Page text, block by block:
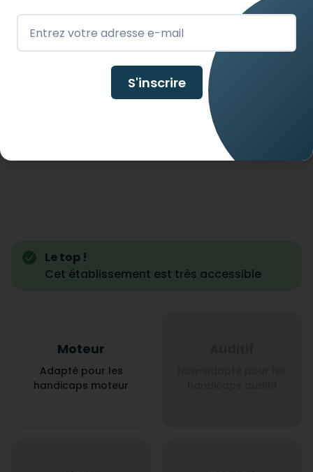
Le top !
Cet établissement est très accessible
Moteur
Adapté pour les
handicaps moteur
S'inscrire